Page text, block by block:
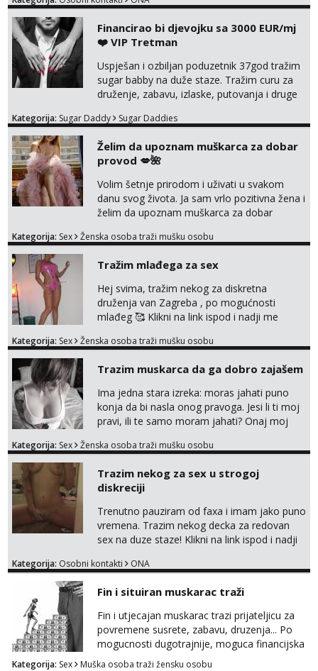
Financirao bi djevojku sa 3000 EUR/mj
❤️ VIP Tretman
Uspješan i ozbiljan poduzetnik 37god tražim
sugar babby na duže staze. Tražim curu za
druženje, zabavu, izlaske, putovanja i druge
otvorena, komunikativna, zgodna i atraktivna
markodalic37@gmail.com
Kategorija: Sugar Daddy Sugar Daddies
Želim da upoznam muškarca za dobar
provod 💋🌺
Volim šetnje prirodom i uživati u svakom
danu svog života. Ja sam vrlo pozitivna žena i
želim da upoznam muškarca za dobar
na link ispod i nadji me tamo, cekam te!
Kategorija: Sex Ženska osoba traži mušku osobu
Tražim mlađega za sex
Hej svima, tražim nekog za diskretna
druženja van Zagreba , po mogućnosti
mlađeg 🥰 Klikni na link ispod i nadji me
Kategorija: Sex Ženska osoba traži mušku osobu
Trazim muskarca da ga dobro zajašem
Ima jedna stara izreka: moras jahati puno
konja da bi nasla onog pravoga. Jesi li ti moj
pravi, ili te samo moram jahati? Onaj moj
na sexdater link i javi mi se tamo....
Kategorija: Sex Ženska osoba traži mušku osobu
Trazim nekog za sex u strogoj
diskreciji
Trenutno pauziram od faxa i imam jako puno
vremena. Trazim nekog decka za redovan
sex na duze staze! Klikni na link ispod i nadji
Kategorija: Osobni kontakti ONA
Fin i situiran muskarac traži
Fin i utjecajan muskarac trazi prijateljicu za
povremene susrete, zabavu, druzenja... Po
mogucnosti dugotrajnije, moguca financijska
potpora!
Kategorija: Sex Muška osoba traži žensku osobu